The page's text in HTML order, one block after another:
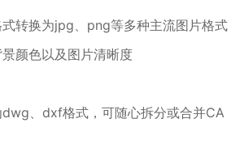
转换为jpg、png等多种主流图片格式
颜色以及图片清晰度
、dxf格式，可随心拆分或合并CA